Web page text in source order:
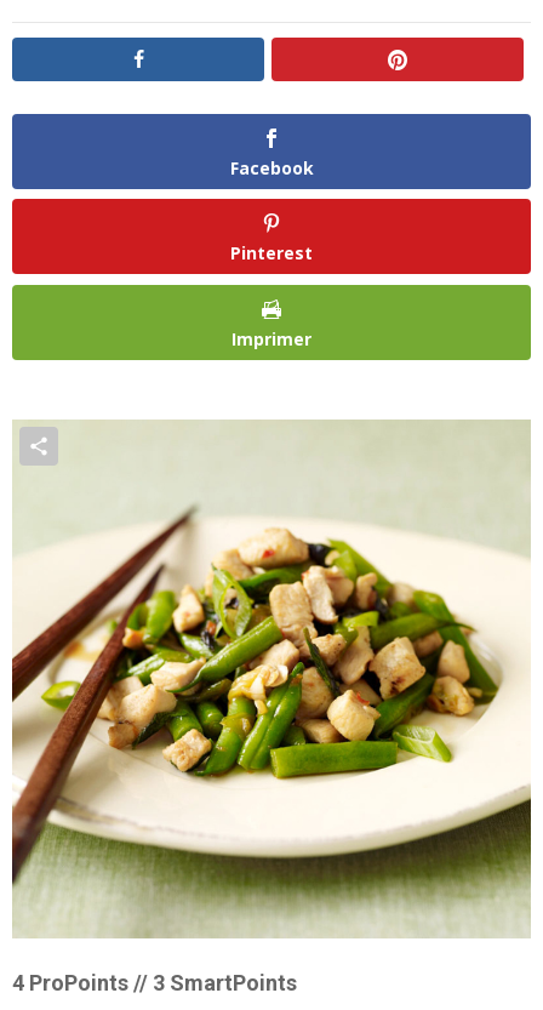
Facebook
Pinterest
Imprimer
4 ProPoints // 3 SmartPoints